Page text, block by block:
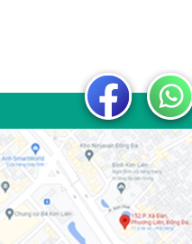
loại quả này một cách an